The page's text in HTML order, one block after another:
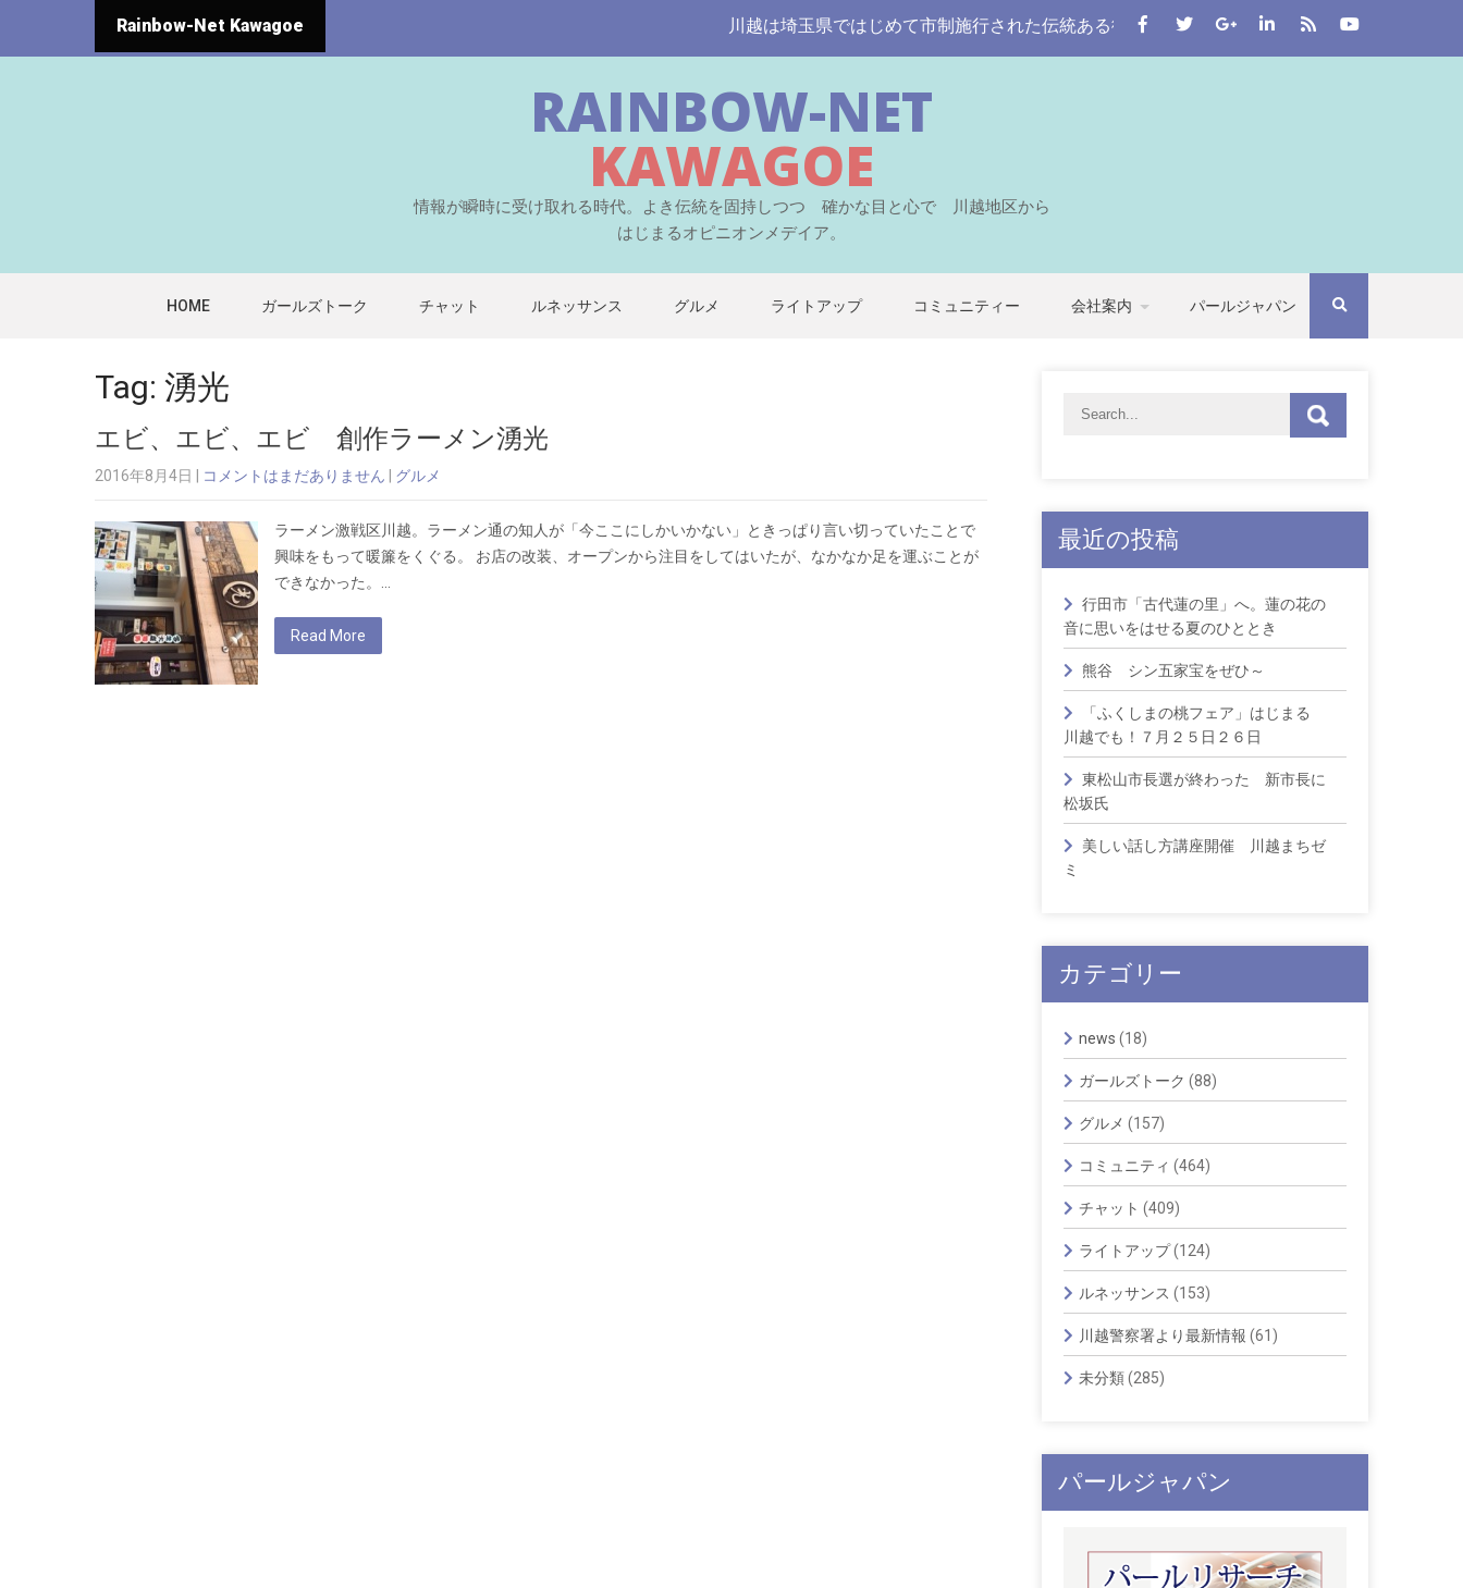
Rainbow-Net Kawagoe 川越は埼玉県ではじめて市制施行された伝統ある街。 この川越をはじめとする七つの自治体から埼
RAINBOW-NET
KAWAGOE
情報が瞬時に受け取れる時代。よき伝統を固持しつつ 確かな目と心で 川越地区から
はじまるオピニオンメデイア。
HOME ガールズトーク チャット ルネッサンス グルメ ライトアップ コミュニティー 会社案内 パールジャパン
Tag: 湧光
エビ、エビ、エビ 創作ラーメン湧光
2016年8月4日 コメントはまだありません グルメ
ラーメン激戦区川越。ラーメン通の知人が「今ここにしかいかない」ときっぱり言い切っていたことで
興味をもって暖簾をくぐる。 お店の改装、オープンから注目をしてはいたが、なかなか足を運ぶことが
できなかった。…
Read More
最近の投稿
行田市「古代蓮の里」へ。蓮の花の
音に思いをはせる夏のひととき
熊谷 シン五家宝をぜひ～
「ふくしまの桃フェア」はじまる
川越でも！７月２５日２６日
東松山市長選が終わった 新市長に
松坂氏
美しい話し方講座開催 川越まちゼ
ミ
カテゴリー
news (18)
ガールズトーク (88)
グルメ (157)
コミュニティ (464)
チャット (409)
ライトアップ(124)
ルネッサンス (153)
川越警察署より最新情報 (61)
未分類(285)
パールジャパン